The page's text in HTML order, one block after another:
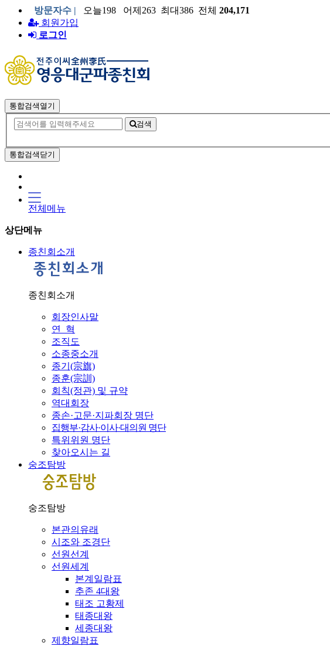
방문자수 | 오늘198 어제263 최대386 전체 204,171
회원가입
로그인
통합검색열기
검색
통합검색닫기
전체메뉴
상단메뉴
종친회소개
종친회소개
회장인사말
연 혁
조직도
소종중소개
종기(宗旗)
종훈(宗訓)
회칙(정관) 및 규약
역대회장
종손·고문·지파회장 명단
집행부·감사·이사·대의원 명단
특위위원 명단
찾아오시는 길
숭조탐방
숭조탐방
본관의유래
시조와 조경단
선원선계
선원세계
본계일람표
추존 4대왕
태조 고황제
태종대왕
세종대왕
제향일람표